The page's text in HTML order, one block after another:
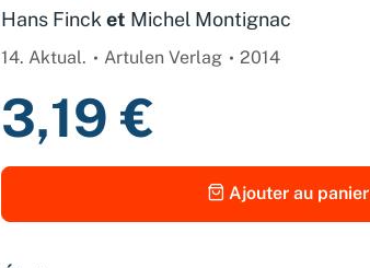
Hans Finck et Michel Montignac
14. Aktual. Artulen Verlag 2014
3,19 €
Ajouter au panier